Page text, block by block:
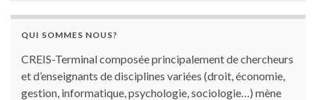
QUI SOMMES NOUS?
CREIS-Terminal composée principalement de chercheurs
et d’enseignants de disciplines variées (droit, économie,
gestion, informatique, psychologie, sociologie…) mène